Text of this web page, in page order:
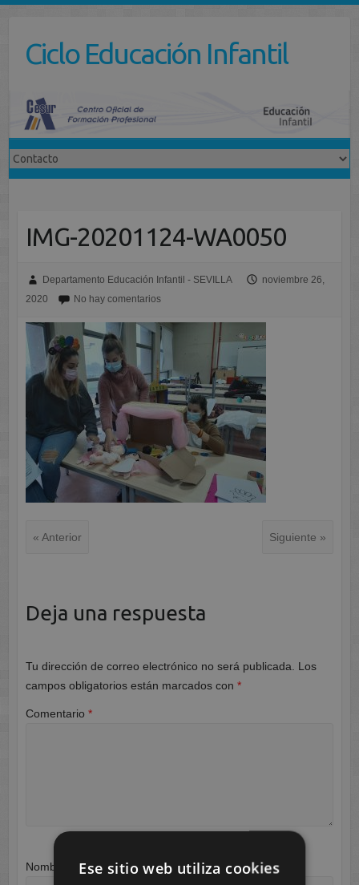
contenidoCiclo Educación Infantil
IMG-20201124-WA0050
Departamento Educación Infantil - SEVILLA
noviembre 26,
2020
No hay comentarios
« Anterior Siguiente »
Deja una respuesta
Tu dirección de correo electrónico no será publicada.
Los
campos obligatorios están marcados con *
Comentario *
Nombre Ese sitio web utiliza cookies